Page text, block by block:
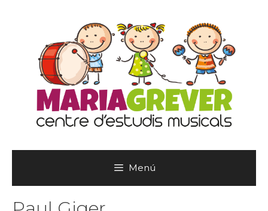
Menú